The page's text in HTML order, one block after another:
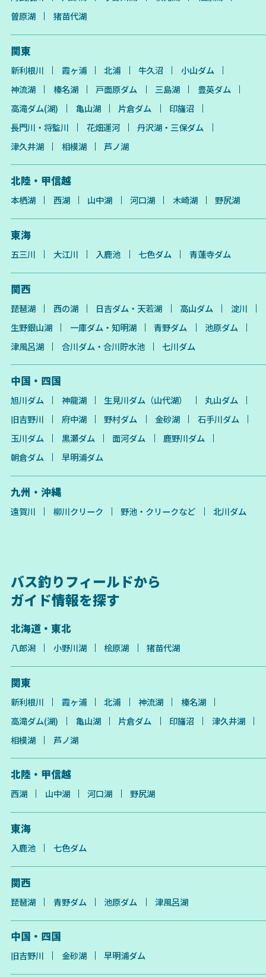
曽原湖
猪苗代湖
関東
新利根川 霞ヶ浦 北浦 牛久沼
小山ダム
神流湖
榛名湖 戸面原ダム 三島湖
豊英ダム
高滝ダム(湖)
亀山湖 片倉ダム
印旛沼
長門川・将監川
花畑運河
丹沢湖・三保ダム
津久井湖
相模湖 芦ノ湖
北陸・甲信越
本栖湖 西湖 山中湖 河口湖 木崎湖 野尻湖
東海
五三川 大江川 入鹿池 七色ダム 青蓮寺ダム
関西
琵琶湖 西の湖 日吉ダム・天若湖 高山ダム
淀川
生野銀山湖
一庫ダム・知明湖 青野ダム
池原ダム
津風呂湖
合川ダム・合川貯水池 七川ダム
中国・四国
旭川ダム 神龍湖 生見川ダム（山代湖）
丸山ダム
旧吉野川
府中湖 野村ダム 金砂湖
石手川ダム
玉川ダム
黒瀬ダム 面河ダム
鹿野川ダム
朝倉ダム
早明浦ダム
九州・沖縄
遠賀川 柳川クリーク 野池・クリークなど 北川ダム
バス釣りフィールドから
ガイド情報を探す
北海道・東北
八郎潟 小野川湖 桧原湖 猪苗代湖
関東
新利根川 霞ヶ浦 北浦 神流湖
榛名湖
高滝ダム(湖)
亀山湖 片倉ダム 印旛沼
津久井湖
相模湖
芦ノ湖
北陸・甲信越
西湖 山中湖 河口湖 野尻湖
東海
入鹿池 七色ダム
関西
琵琶湖 青野ダム 池原ダム 津風呂湖
中国・四国
旧吉野川 金砂湖 早明浦ダム